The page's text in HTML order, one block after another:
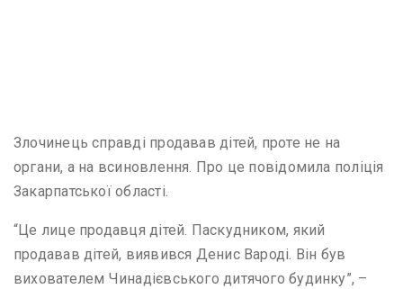
Злочинець справді продавав дітей, проте не на
органи, а на всиновлення. Про це повідомила поліція
Закарпатської області.
“Це лице продавця дітей. Паскудником, який
продавав дітей, виявився Денис Вароді. Він був
вихователем Чинадієвського дитячого будинку”, –